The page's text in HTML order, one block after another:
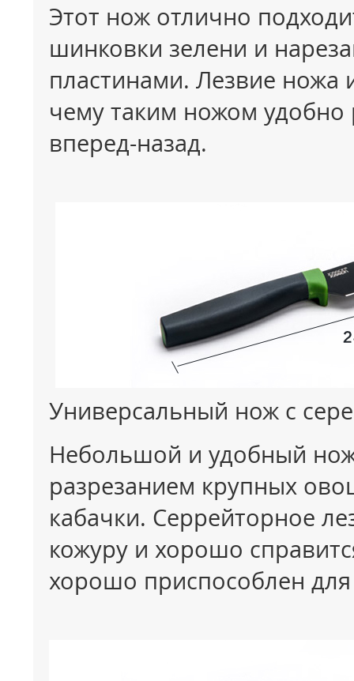
Этот нож отлично
шинковки зелени и
пластинами. Лезвие ножа
чему таким ножом удобно
вперед-назад.
Универсальный нож с
Небольшой и удобный
разрезанием крупных
кабачки. Серрейторное
кожуру и хорошо
хорошо приспособлен